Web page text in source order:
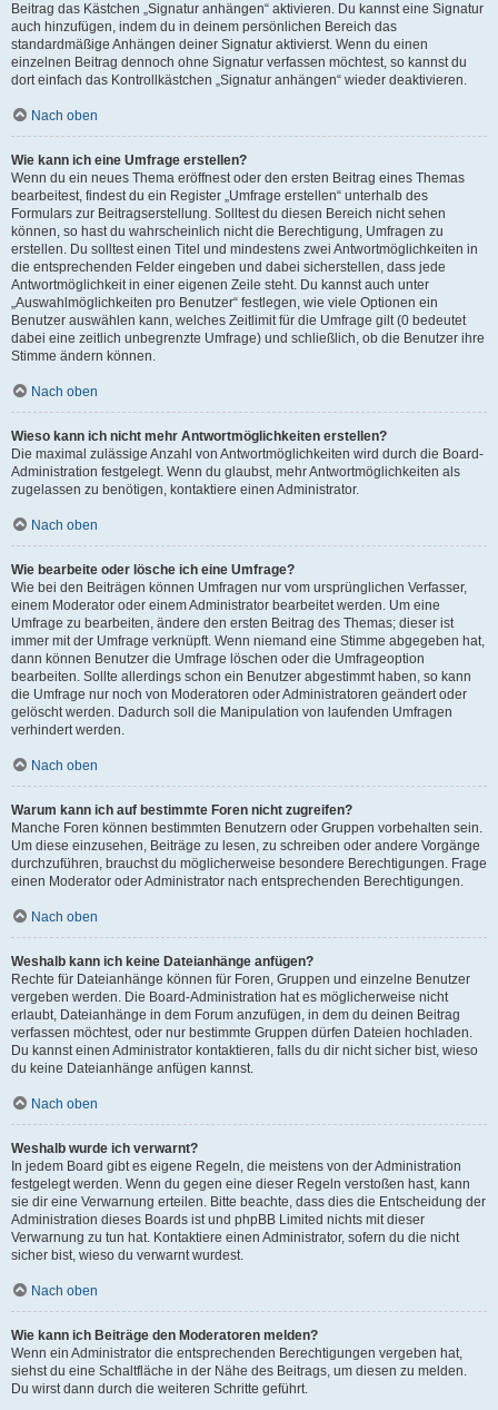
Beitrag das Kästchen „Signatur anhängen“ aktivieren. Du kannst eine Signatur
auch hinzufügen, indem du in deinem persönlichen Bereich das
standardmäßige Anhängen deiner Signatur aktivierst. Wenn du einen
einzelnen Beitrag dennoch ohne Signatur verfassen möchtest, so kannst du
dort einfach das Kontrollkästchen „Signatur anhängen“ wieder deaktivieren.
Nach oben
Wie kann ich eine Umfrage erstellen?
Wenn du ein neues Thema eröffnest oder den ersten Beitrag eines Themas
bearbeitest, findest du ein Register „Umfrage erstellen“ unterhalb des
Formulars zur Beitragserstellung. Solltest du diesen Bereich nicht sehen
können, so hast du wahrscheinlich nicht die Berechtigung, Umfragen zu
erstellen. Du solltest einen Titel und mindestens zwei Antwortmöglichkeiten in
die entsprechenden Felder eingeben und dabei sicherstellen, dass jede
Antwortmöglichkeit in einer eigenen Zeile steht. Du kannst auch unter
„Auswahlmöglichkeiten pro Benutzer“ festlegen, wie viele Optionen ein
Benutzer auswählen kann, welches Zeitlimit für die Umfrage gilt (0 bedeutet
dabei eine zeitlich unbegrenzte Umfrage) und schließlich, ob die Benutzer ihre
Stimme ändern können.
Nach oben
Wieso kann ich nicht mehr Antwortmöglichkeiten erstellen?
Die maximal zulässige Anzahl von Antwortmöglichkeiten wird durch die Board-
Administration festgelegt. Wenn du glaubst, mehr Antwortmöglichkeiten als
zugelassen zu benötigen, kontaktiere einen Administrator.
Nach oben
Wie bearbeite oder lösche ich eine Umfrage?
Wie bei den Beiträgen können Umfragen nur vom ursprünglichen Verfasser,
einem Moderator oder einem Administrator bearbeitet werden. Um eine
Umfrage zu bearbeiten, ändere den ersten Beitrag des Themas; dieser ist
immer mit der Umfrage verknüpft. Wenn niemand eine Stimme abgegeben hat,
dann können Benutzer die Umfrage löschen oder die Umfrageoption
bearbeiten. Sollte allerdings schon ein Benutzer abgestimmt haben, so kann
die Umfrage nur noch von Moderatoren oder Administratoren geändert oder
gelöscht werden. Dadurch soll die Manipulation von laufenden Umfragen
verhindert werden.
Nach oben
Warum kann ich auf bestimmte Foren nicht zugreifen?
Manche Foren können bestimmten Benutzern oder Gruppen vorbehalten sein.
Um diese einzusehen, Beiträge zu lesen, zu schreiben oder andere Vorgänge
durchzuführen, brauchst du möglicherweise besondere Berechtigungen. Frage
einen Moderator oder Administrator nach entsprechenden Berechtigungen.
Nach oben
Weshalb kann ich keine Dateianhänge anfügen?
Rechte für Dateianhänge können für Foren, Gruppen und einzelne Benutzer
vergeben werden. Die Board-Administration hat es möglicherweise nicht
erlaubt, Dateianhänge in dem Forum anzufügen, in dem du deinen Beitrag
verfassen möchtest, oder nur bestimmte Gruppen dürfen Dateien hochladen.
Du kannst einen Administrator kontaktieren, falls du dir nicht sicher bist, wieso
du keine Dateianhänge anfügen kannst.
Nach oben
Weshalb wurde ich verwarnt?
In jedem Board gibt es eigene Regeln, die meistens von der Administration
festgelegt werden. Wenn du gegen eine dieser Regeln verstoßen hast, kann
sie dir eine Verwarnung erteilen. Bitte beachte, dass dies die Entscheidung der
Administration dieses Boards ist und phpBB Limited nichts mit dieser
Verwarnung zu tun hat. Kontaktiere einen Administrator, sofern du die nicht
sicher bist, wieso du verwarnt wurdest.
Nach oben
Wie kann ich Beiträge den Moderatoren melden?
Wenn ein Administrator die entsprechenden Berechtigungen vergeben hat,
siehst du eine Schaltfläche in der Nähe des Beitrags, um diesen zu melden.
Du wirst dann durch die weiteren Schritte geführt.